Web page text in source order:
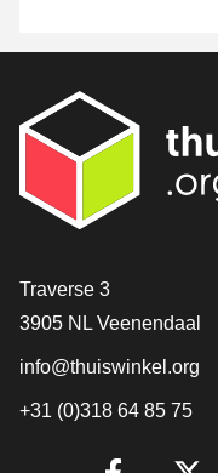
Contact
Traverse 3
3905 NL Veenendaal
info@thuiswinkel.org
+31 (0)318 64 85 75
Volg je ons al?